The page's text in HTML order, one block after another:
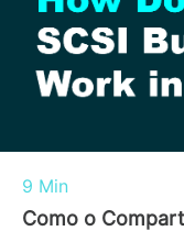
9 Min
Como o